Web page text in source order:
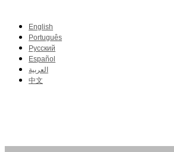
English
Português
Pусский
Español
العربية
中文